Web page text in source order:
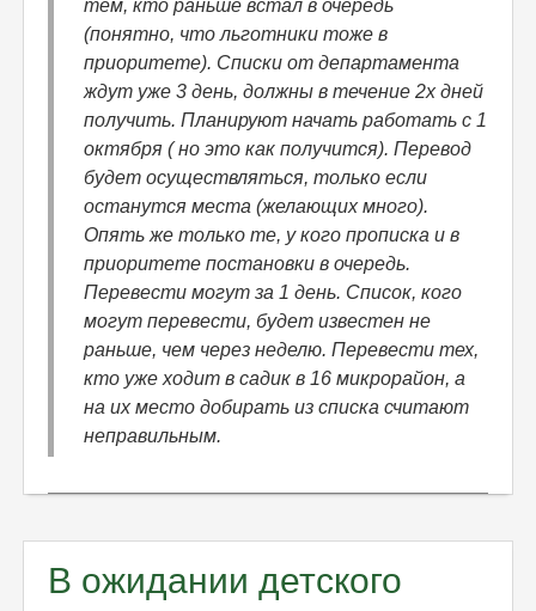
тем, кто раньше встал в очередь
(понятно, что льготники тоже в
приоритете). Списки от департамента
ждут уже 3 день, должны в течение 2х дней
получить. Планируют начать работать с 1
октября ( но это как получится). Перевод
будет осуществляться, только если
останутся места (желающих много).
Опять же только те, у кого прописка и в
приоритете постановки в очередь.
Перевести могут за 1 день. Список, кого
могут перевести, будет известен не
раньше, чем через неделю. Перевести тех,
кто уже ходит в садик в 16 микрорайон, а
на их место добирать из списка считают
неправильным.
В ожидании детского